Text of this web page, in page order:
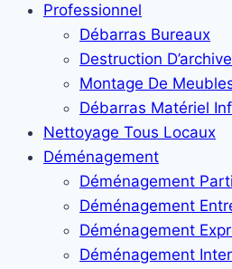
Professionnel
Débarras Bureaux
Destruction
Montage De
Débarras Matériel
Nettoyage Tous Locaux
Déménagement
Déménagement
Déménagement
Déménagement
Déménagement